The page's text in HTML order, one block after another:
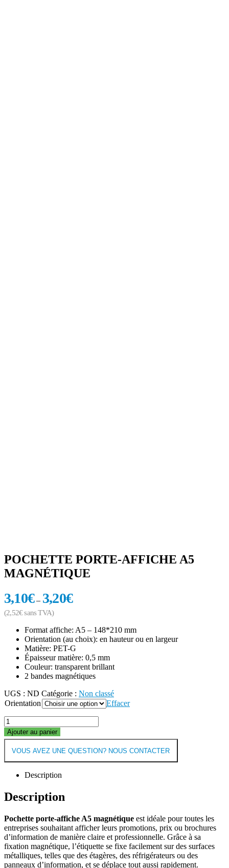
POCHETTE PORTE-AFFICHE A5
MAGNÉTIQUE
3,10€– 3,20€
(2,52€sans TVA)
Format affiche: A5 – 148*210 mm
Orientation (au choix): en hauteur ou en largeur
Matière: PET-G
Épaisseur matière: 0,5 mm
Couleur: transparent brillant
2 bandes magnétiques
UGS : ND Catégorie : Non classé
Orientation
Effacer
Ajouter au panier
VOUS AVEZ UNE QUESTION? NOUS CONTACTER
Description
Description
Pochette porte-affiche A5 magnétique est idéale pour toutes les
entreprises souhaitant afficher leurs promotions, prix ou brochures
d’information de manière claire et professionnelle. Grâce à sa
fixation magnétique, l’étiquette se fixe facilement sur des surfaces
métalliques, telles que des étagères, des réfrigérateurs ou des
panneaux d’information, et se déplace tout aussi rapidement.